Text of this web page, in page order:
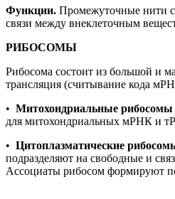
Функции. Промежуточные нити
связи между внеклеточным
РИБОСОМЫ
Рибосома состоит из большой и
трансляция (считывание кода
• Митохондриальные рибосомы
для митохондриальных мРНК и
• Цитоплазматические
подразделяют на свободные и
Ассоциаты рибосом формируют